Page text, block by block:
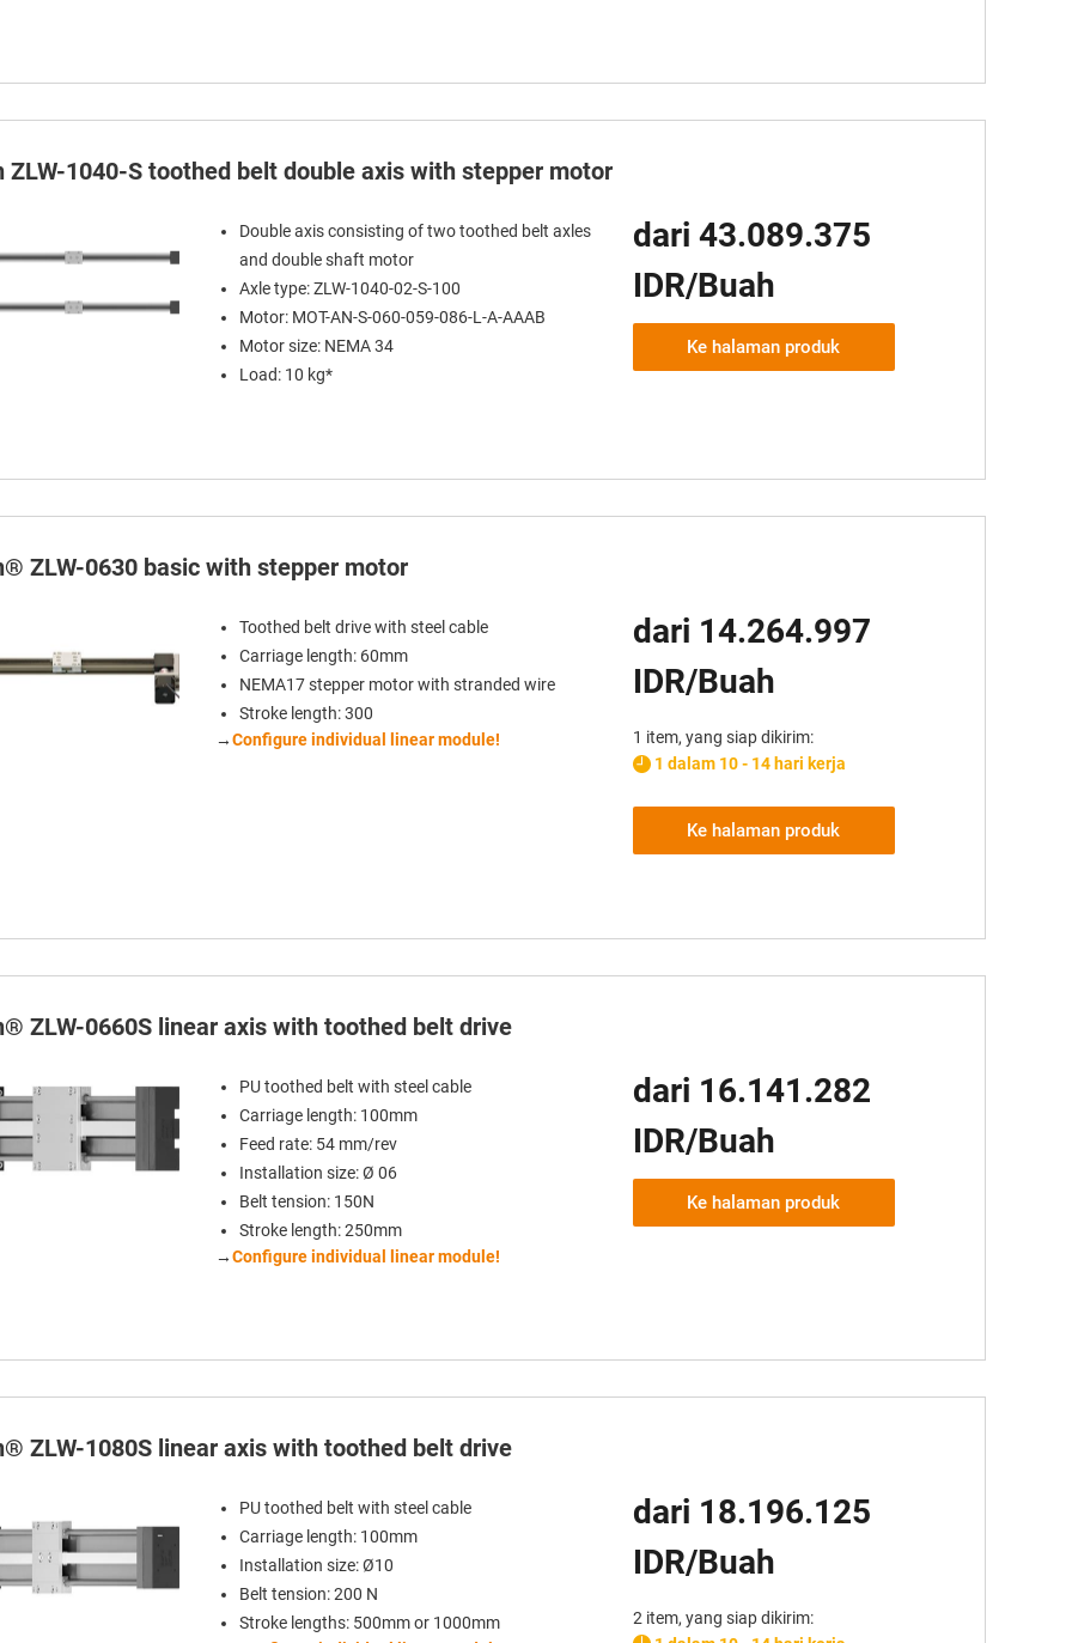
ZLW-1040-S toothed belt double axis with stepper motor
Double axis consisting of two toothed belt axles
and double shaft motor
Axle type: ZLW-1040-02-S-100
Motor: MOT-AN-S-060-059-086-L-A-AAAB
Motor size: NEMA 34
Load: 10 kg*
dari 43.089.375
IDR/Buah
Ke halaman produk
ZLW-0630 basic with stepper motor
Toothed belt drive with steel cable
Carriage length: 60mm
NEMA17 stepper motor with stranded wire
Stroke length: 300
→Configure individual linear module!
dari 14.264.997
IDR/Buah
1 item, yang siap dikirim:
1 dalam 10 - 14 hari kerja
Ke halaman produk
ZLW-0660S linear axis with toothed belt drive
PU toothed belt with steel cable
Carriage length: 100mm
Feed rate: 54 mm/rev
Installation size: Ø 06
Belt tension: 150N
Stroke length: 250mm
→Configure individual linear module!
dari 16.141.282
IDR/Buah
Ke halaman produk
ZLW-1080S linear axis with toothed belt drive
PU toothed belt with steel cable
Carriage length: 100mm
Installation size: Ø10
Belt tension: 200 N
Stroke lengths: 500mm or 1000mm
dari 18.196.125
IDR/Buah
2 item, yang siap dikirim: